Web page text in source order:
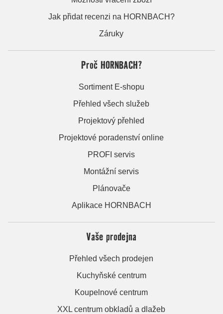
Jak přidat recenzi na HORNBACH?
Záruky
Proč HORNBACH?
Sortiment E-shopu
Přehled všech služeb
Projektový přehled
Projektové poradenství online
PROFI servis
Montážní servis
Plánovače
Aplikace HORNBACH
Vaše prodejna
Přehled všech prodejen
Kuchyňské centrum
Koupelnové centrum
XXL centrum obkladů a dlažeb